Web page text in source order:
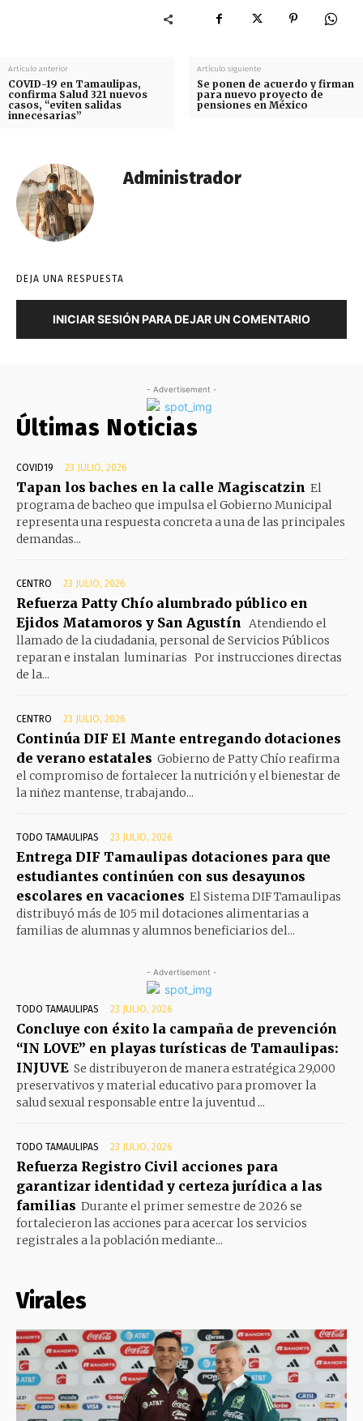
Artículo anterior
COVID-19 en Tamaulipas,
confirma Salud 321 nuevos
casos, “eviten salidas
innecesarias”
Artículo siguiente
Se ponen de acuerdo y firman
para nuevo proyecto de
pensiones en México
Administrador
DEJA UNA RESPUESTA
INICIAR SESIÓN PARA DEJAR UN COMENTARIO
- Advertisement -
Últimas Noticias
COVID19 23 JULIO, 2026
Tapan los baches en la calle Magiscatzin El
programa de bacheo que impulsa el Gobierno Municipal
representa una respuesta concreta a una de las principales
demandas...
CENTRO 23 JULIO, 2026
Refuerza Patty Chío alumbrado público en
Ejidos Matamoros y San Agustín
Atendiendo el
llamado de la ciudadania, personal de Servicios Públicos
reparan e instalan luminarias Por instrucciones directas
de la...
CENTRO 23 JULIO, 2026
Continúa DIF El Mante entregando dotaciones
de verano estatales Gobierno de Patty Chío reafirma
el compromiso de fortalecer la nutrición y el bienestar de
la niñez mantense, trabajando...
TODO TAMAULIPAS 23 JULIO, 2026
Entrega DIF Tamaulipas dotaciones para que
estudiantes continúen con sus desayunos
escolares en vacaciones El Sistema DIF Tamaulipas
distribuyó más de 105 mil dotaciones alimentarias a
familias de alumnas y alumnos beneficiarios del...
- Advertisement -
TODO TAMAULIPAS 23 JULIO, 2026
Concluye con éxito la campaña de prevención
“IN LOVE” en playas turísticas de Tamaulipas:
INJUVE Se distribuyeron de manera estratégica 29,000
preservativos y material educativo para promover la
salud sexual responsable entre la juventud ...
TODO TAMAULIPAS 23 JULIO, 2026
Refuerza Registro Civil acciones para
garantizar identidad y certeza jurídica a las
familias Durante el primer semestre de 2026 se
fortalecieron las acciones para acercar los servicios
registrales a la población mediante...
Virales